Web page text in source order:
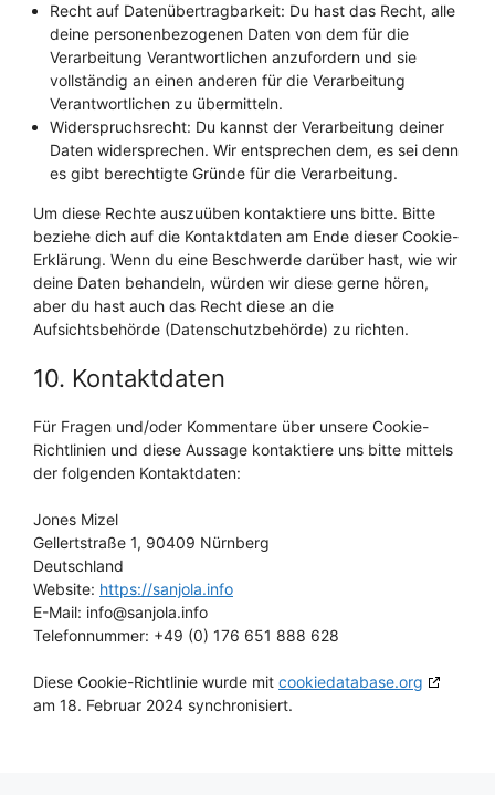
Recht auf Datenübertragbarkeit: Du hast das Recht, alle
deine personenbezogenen Daten von dem für die
Verarbeitung Verantwortlichen anzufordern und sie
vollständig an einen anderen für die Verarbeitung
Verantwortlichen zu übermitteln.
Widerspruchsrecht: Du kannst der Verarbeitung deiner
Daten widersprechen. Wir entsprechen dem, es sei denn
es gibt berechtigte Gründe für die Verarbeitung.
Um diese Rechte auszuüben kontaktiere uns bitte. Bitte
beziehe dich auf die Kontaktdaten am Ende dieser Cookie-
Erklärung. Wenn du eine Beschwerde darüber hast, wie wir
deine Daten behandeln, würden wir diese gerne hören,
aber du hast auch das Recht diese an die
Aufsichtsbehörde (Datenschutzbehörde) zu richten.
10. Kontaktdaten
Für Fragen und/oder Kommentare über unsere Cookie-
Richtlinien und diese Aussage kontaktiere uns bitte mittels
der folgenden Kontaktdaten:
Jones Mizel
Gellertstraße 1, 90409 Nürnberg
Deutschland
Website: https://sanjola.info
E-Mail: info@sanjola.info
Telefonnummer: +49 (0) 176 651 888 628
Diese Cookie-Richtlinie wurde mit cookiedatabase.org
am 18. Februar 2024 synchronisiert.